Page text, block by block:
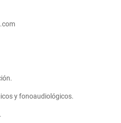
y fonoaudiológicos.